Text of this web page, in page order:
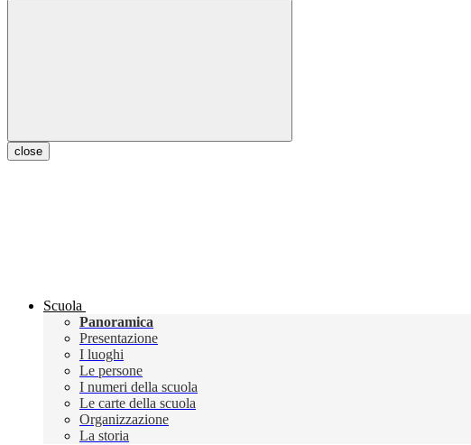
close
Scuola
Panoramica
Presentazione
I luoghi
Le persone
I numeri della scuola
Le carte della scuola
Organizzazione
La storia